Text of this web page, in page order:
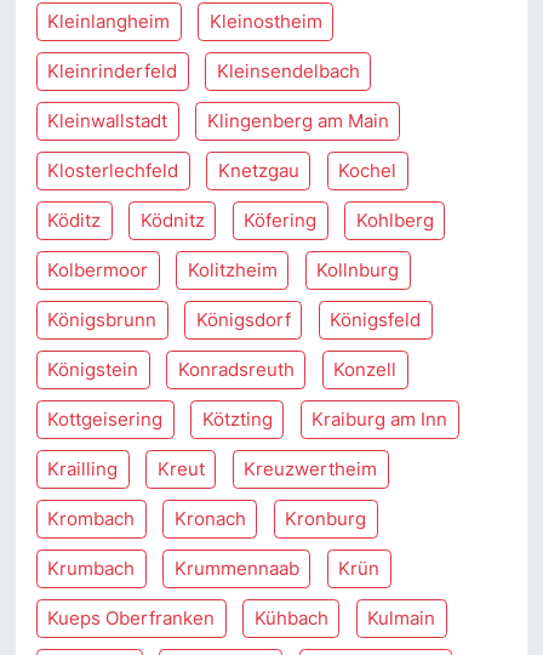
Kleinlangheim Kleinostheim
Kleinrinderfeld Kleinsendelbach
Kleinwallstadt Klingenberg am Main
Klosterlechfeld Knetzgau Kochel
Köditz Ködnitz Köfering Kohlberg
Kolbermoor Kolitzheim Kollnburg
Königsbrunn Königsdorf Königsfeld
Königstein Konradsreuth Konzell
Kottgeisering Kötzting Kraiburg am Inn
Krailling Kreut Kreuzwertheim
Krombach Kronach Kronburg
Krumbach Krummennaab Krün
Kueps Oberfranken Kühbach Kulmain